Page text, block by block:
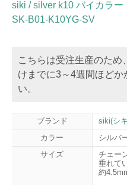
siki / silver k10 バイカラ
SK-B01-K10YG-SV
こちらは受注生産のため
けまでに3～4週間ほどか
い。
ブランド
siki(シ
カラー
シルバ
サイズ
チェー
垂れて
約